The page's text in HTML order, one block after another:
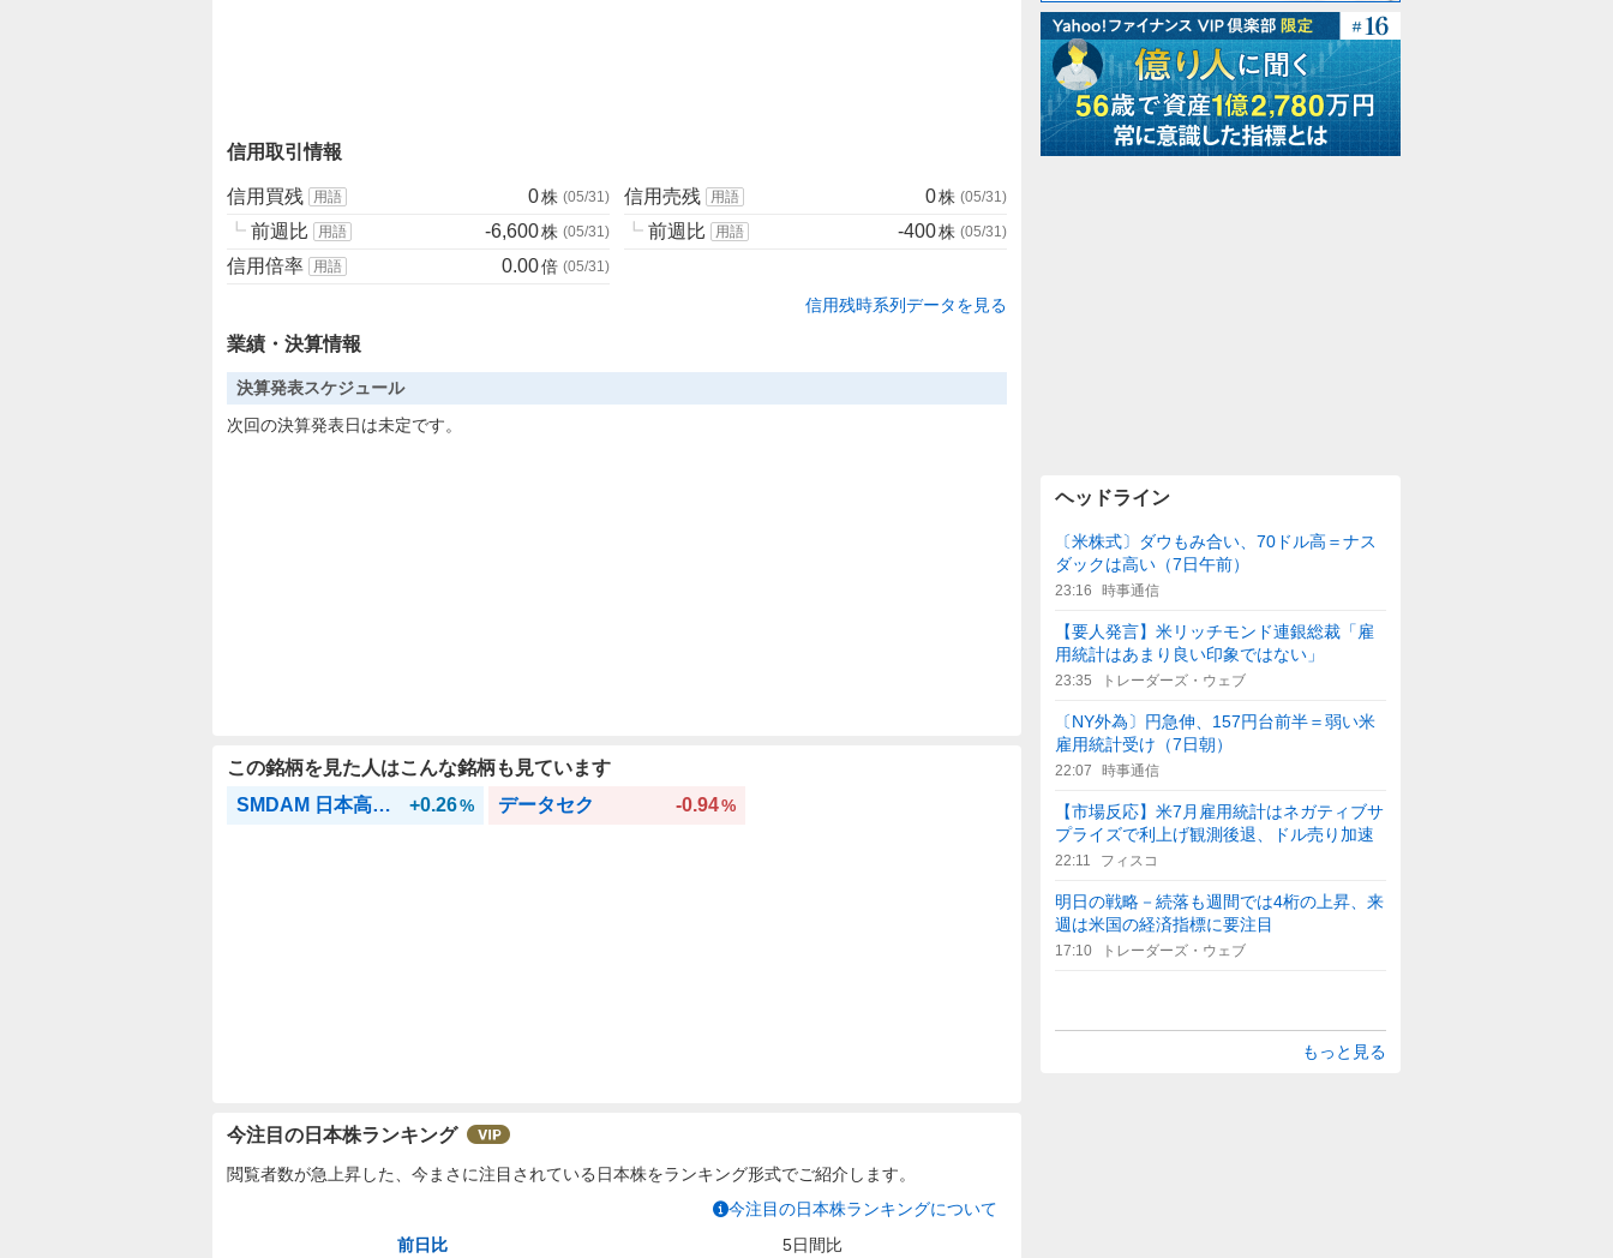
信用取引情報
信用買残 用語 0株 (05/31 )
┗ 前週比 用語 -6,600株 (05/31 )
信用倍率 用語 0.00倍 (05/31 )
信用売残 用語 0株 (05/31 )
┗ 前週比 用語 -400株 (05/31 )
信用残時系列データを見る
業績・決算情報
決算発表スケジュール
次回の決算発表日は未定です。
この銘柄を見た人はこんな銘柄も見ています
SMDAM 日本高配当
+0.26% データセク -0.94%
今注目の日本株ランキング
閲覧者数が急上昇した、今まさに注目されている日本株をランキング形式でご紹介します。
今注目の日本株ランキングについて
前日比
5日間比
ヘッドライン
〔米株式〕ダウもみ合い、70ドル高＝ナス
ダックは高い（7日午前）
23:16 時事通信
【要人発言】米リッチモンド連銀総裁「雇
用統計はあまり良い印象ではない」
23:35 トレーダーズ・ウェブ
〔NY外為〕円急伸、157円台前半＝弱い米
雇用統計受け（7日朝）
22:07 時事通信
【市場反応】米7月雇用統計はネガティブサ
プライズで利上げ観測後退、ドル売り加速
22:11 フィスコ
明日の戦略－続落も週間では4桁の上昇、来
週は米国の経済指標に要注目
17:10 トレーダーズ・ウェブ
もっと見る